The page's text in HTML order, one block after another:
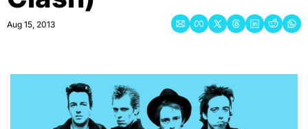
Aug 15, 2013